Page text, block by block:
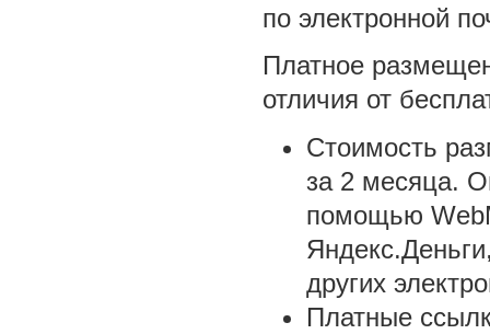
по электронной
Платное
отличия от
Стоимость
за 2 месяца.
помощью
других
Платные